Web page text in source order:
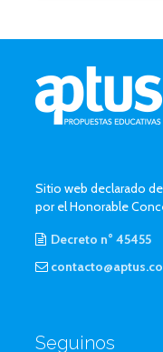
Sitio web declarado
por el Honorable
Decreto n° 45455
Seguinos